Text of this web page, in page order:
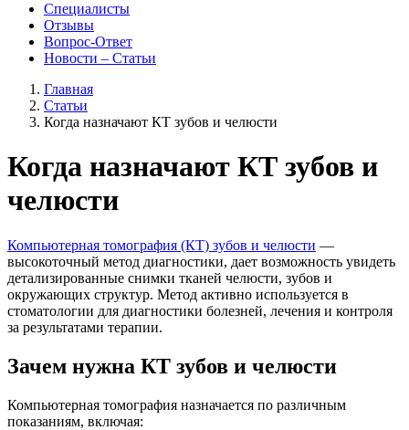
Специалисты
Отзывы
Вопрос-Ответ
Новости – Статьи
Главная
Статьи
Когда назначают КТ зубов и челюсти
Когда назначают КТ зубов и
челюсти
Компьютерная томография (КТ) зубов и челюсти —
высокоточный метод диагностики, дает возможность увидеть
детализированные снимки тканей челюсти, зубов и
окружающих структур. Метод активно используется в
стоматологии для диагностики болезней, лечения и контроля
за результатами терапии.
Зачем нужна КТ зубов и челюсти
Компьютерная томография назначается по различным
показаниям, включая: